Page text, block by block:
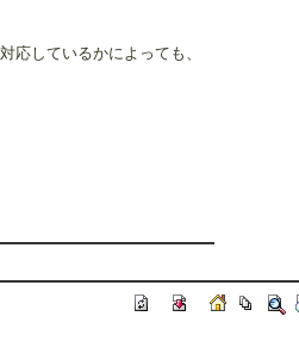
応しているかによっても、